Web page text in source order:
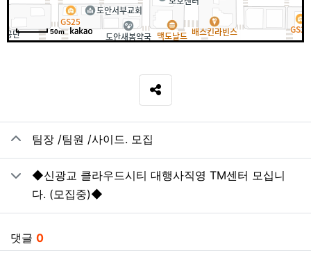
50m
SNS 공유
관련자료
팀장 /팀원 /사이드. 모집
◆신광교 클라우드시티 대행사직영 TM센터 모십니
다. (모집중)◆
댓글 0